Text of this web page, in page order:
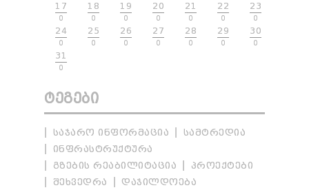
17
0
18
0
19
0
20
0
21
0
22
0
23
0
24
0
25
0
26
0
27
0
28
0
29
0
30
0
31
0
ᲢᲔᲒᲔᲑᲘ
ᲡᲐᲯᲐᲠᲝ ᲘᲜᲤᲝᲠᲛᲐᲪᲘᲐ
ᲡᲐᲛᲢᲠᲔᲓᲘᲐ
ᲘᲜᲤᲠᲐᲡᲢᲠᲣᲥᲢᲣᲠᲐ
ᲒᲖᲔᲑᲘᲡ ᲠᲔᲐᲑᲘᲚᲘᲢᲐᲪᲘᲐ
ᲞᲠᲝᲔᲥᲢᲔᲑᲘ
ᲨᲔᲮᲕᲔᲓᲠᲐ
ᲓᲐᲯᲘᲚᲓᲝᲔᲑᲐ